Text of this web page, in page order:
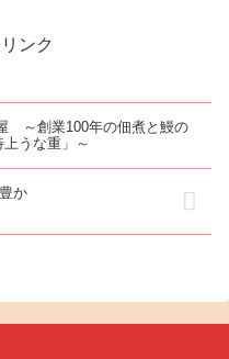
かけ 万能ね
ンク
～創業100年の佃煮と鰻の
うな重」～
か